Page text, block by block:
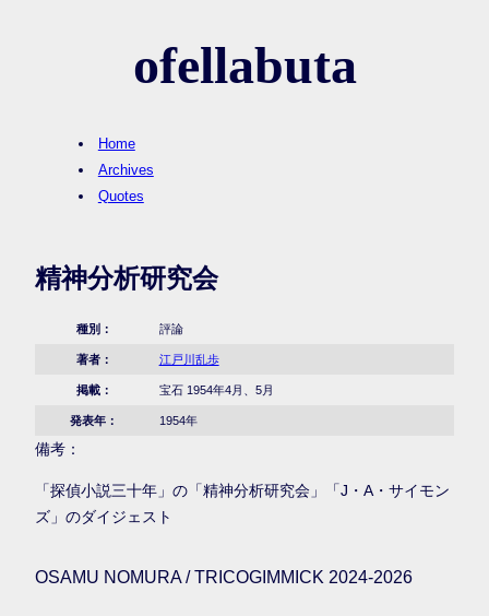
ofellabuta
Home
Archives
Quotes
精神分析研究会
種別： 評論
著者： 江戸川乱歩
掲載： 宝石 1954年4月、5月
発表年： 1954年
備考：
「探偵小説三十年」の「精神分析研究会」「J・A・サイモン
ズ」のダイジェスト
OSAMU NOMURA / TRICOGIMMICK 2024-2026